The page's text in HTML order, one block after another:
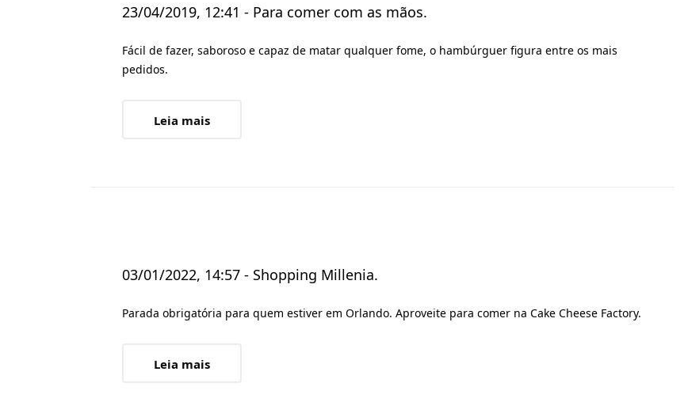
23/04/2019, 12:41 - Para comer com as mãos.
Fácil de fazer, saboroso e capaz de matar qualquer fome, o hambúrguer figura entre os mais
pedidos.
Leia mais
03/01/2022, 14:57 - Shopping Millenia.
Parada obrigatória para quem estiver em Orlando. Aproveite para comer na Cake Cheese Factory.
Leia mais